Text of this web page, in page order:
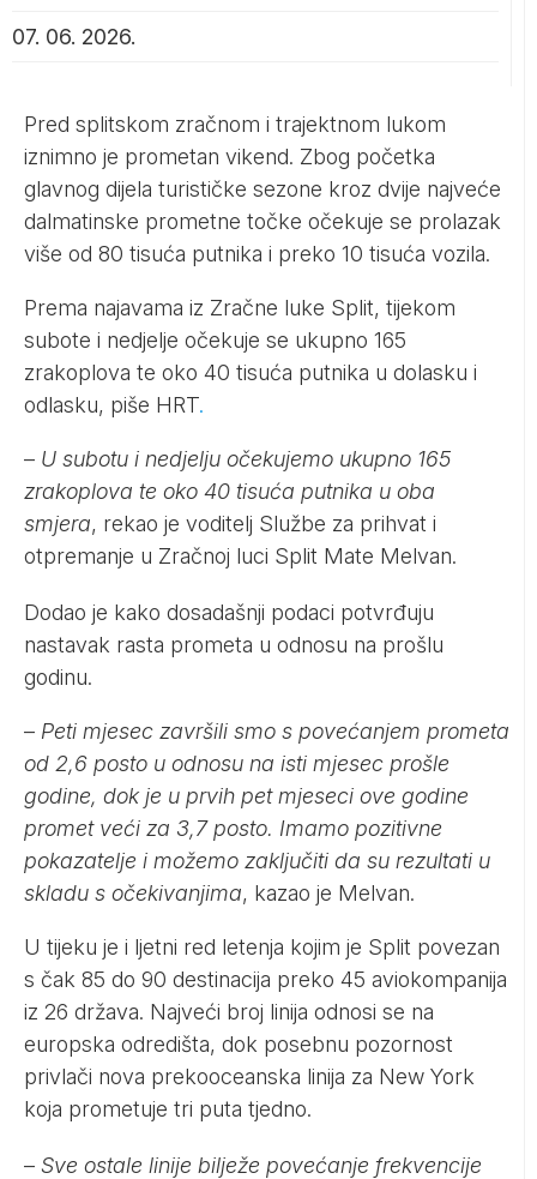
07. 06. 2026.
Pred splitskom zračnom i trajektnom lukom
iznimno je prometan vikend. Zbog početka
glavnog dijela turističke sezone kroz dvije najveće
dalmatinske prometne točke očekuje se prolazak
više od 80 tisuća putnika i preko 10 tisuća vozila.
Prema najavama iz Zračne luke Split, tijekom
subote i nedjelje očekuje se ukupno 165
zrakoplova te oko 40 tisuća putnika u dolasku i
odlasku, piše HRT.
– U subotu i nedjelju očekujemo ukupno 165
zrakoplova te oko 40 tisuća putnika u oba
smjera, rekao je voditelj Službe za prihvat i
otpremanje u Zračnoj luci Split Mate Melvan.
Dodao je kako dosadašnji podaci potvrđuju
nastavak rasta prometa u odnosu na prošlu
godinu.
– Peti mjesec završili smo s povećanjem prometa
od 2,6 posto u odnosu na isti mjesec prošle
godine, dok je u prvih pet mjeseci ove godine
promet veći za 3,7 posto. Imamo pozitivne
pokazatelje i možemo zaključiti da su rezultati u
skladu s očekivanjima, kazao je Melvan.
U tijeku je i ljetni red letenja kojim je Split povezan
s čak 85 do 90 destinacija preko 45 aviokompanija
iz 26 država. Najveći broj linija odnosi se na
europska odredišta, dok posebnu pozornost
privlači nova prekooceanska linija za New York
koja prometuje tri puta tjedno.
– Sve ostale linije bilježe povećanje frekvencije